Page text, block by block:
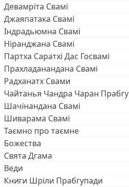
Девамріта Свамі
Джаяпатака Свамі
Індрадьюмна Свамі
Ніранджана Свамі
Партха Саратхі Дас Госвамі
Прахладанандана Свамі
Радханатх Свами
Чайтанья Чандра Чаран Прабгу
Шачінандана Свамі
Шиварама Свамі
Таємно про таємне
Божества
Свята Дгама
Веди
Книги Шріли Прабгупади